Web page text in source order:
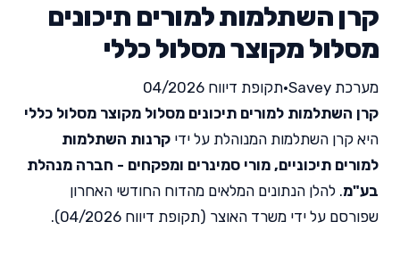
קרן השתלמות למורים תיכונים
מסלול מקוצר מסלול כללי
מערכת Savey •תקופת דיווח 04/2026
קרן השתלמות למורים תיכונים מסלול מקוצר מסלול כללי
היא קרן השתלמות המנוהלת על ידי קרנות השתלמות
למורים תיכוניים, מורי סמינרים ומפקחים - חברה מנהלת
בע"מ. להלן הנתונים המלאים מהדוח החודשי האחרון
שפורסם על ידי משרד האוצר (תקופת דיווח 04/2026).